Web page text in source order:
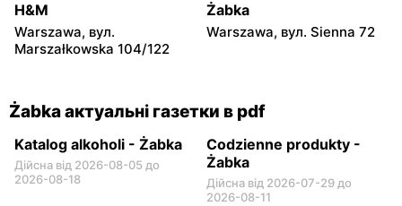
Żabka
Warszawa, вул. Prosta 51
Żabka
H&M
Warszawa, вул.
Marszałkowska 104/122
Żabka
Warszawa, вул. Sienna 72
Żabka актуальні газетки в pdf
Katalog alkoholi - Żabka
Дійсна від 2026-08-05 до
2026-08-18
Codzienne produkty -
Żabka
Дійсна від 2026-07-29 до
2026-08-11